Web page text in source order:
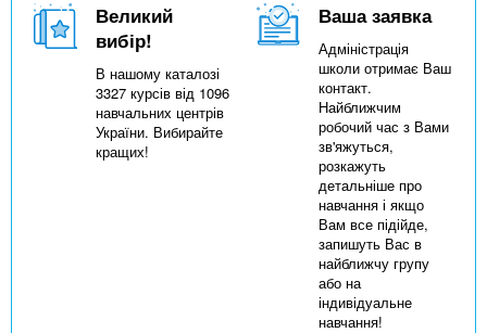
Великий
вибір!
В нашому каталозі
3327 курсів від 1096
навчальних центрів
України. Вибирайте
кращих!
Ваша заявка
Адміністрація
школи отримає Ваш
контакт.
Найближчим
робочий час з Вами
зв'яжуться,
розкажуть
детальніше про
навчання і якщо
Вам все підійде,
запишуть Вас в
найближчу групу
або на
індивідуальне
навчання!